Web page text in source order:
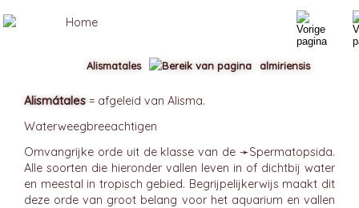
Alismátales = afgeleid van Alisma.
Waterweegbreeachtigen
Omvangrijke orde uit de klasse van de ➛Spermatopsida.
Alle soorten die hieronder vallen leven in of dichtbij water
en meestal in tropisch gebied. Begrijpelijkerwijs maakt dit
deze orde van groot belang voor het aquarium en vallen
Alismatales almiriensis